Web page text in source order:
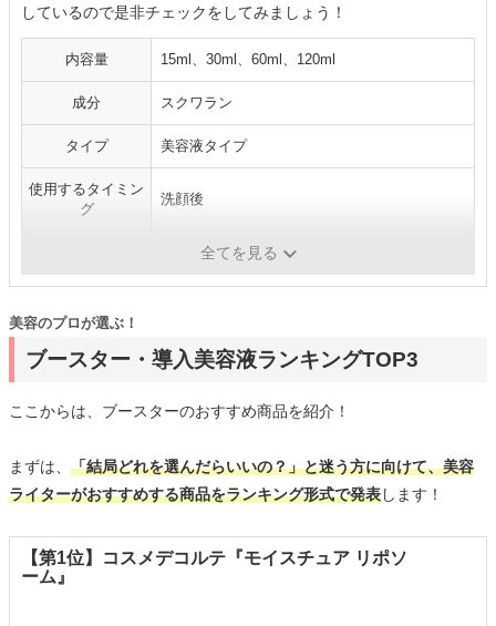
しているので是非チェックをしてみましょう！
内容量 15ml、30ml、60ml、120ml
成分 スクワラン
タイプ 美容液タイプ
使用するタイミン
グ
洗顔後
全てを見る
ブースター・導入美容液ランキングTOP3
美容のプロが選ぶ！
ここからは、ブースターのおすすめ商品を紹介！
まずは、 「結局どれを選んだらいいの？」と迷う方に向けて、美容
ライターがおすすめする商品をランキング形式で発表します！
【第1位】コスメデコルテ『モイスチュア リポソ
ーム』